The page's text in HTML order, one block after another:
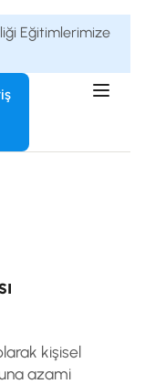
Eğitimlerimize
kişisel
azami